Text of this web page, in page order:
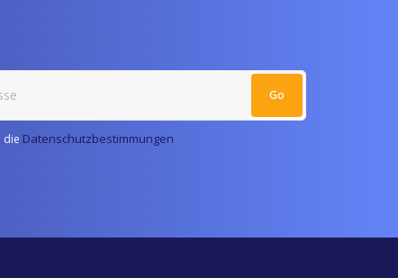
die Datenschutzbestimmungen